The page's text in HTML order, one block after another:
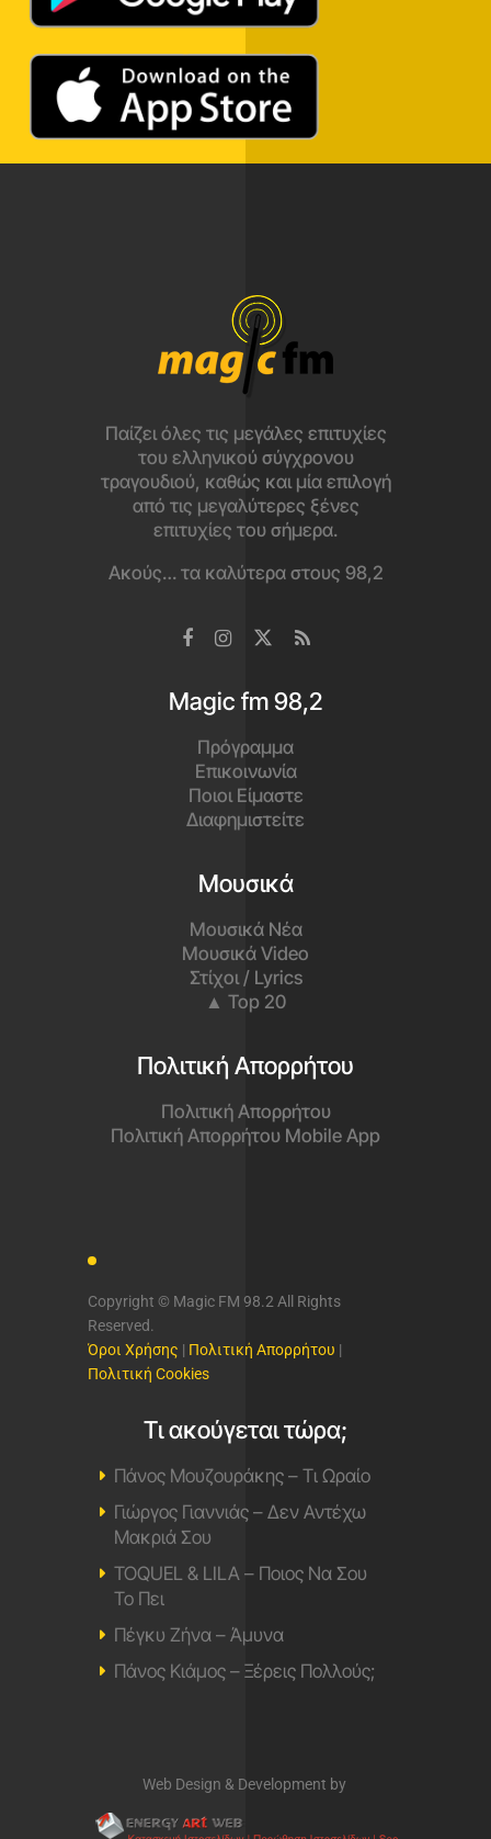
Παίζει όλες τις μεγάλες επιτυχίες
του ελληνικού σύγχρονου
τραγουδιού, καθώς και μία επιλογή
από τις μεγαλύτερες ξένες
επιτυχίες του σήμερα.
Ακούς… τα καλύτερα στους 98,2
Magic fm 98,2
Πρόγραμμα
Επικοινωνία
Ποιοι Είμαστε
Διαφημιστείτε
Μουσικά
Μουσικά Νέα
Μουσικά Video
Στίχοι / Lyrics
▲ Top 20
Πολιτική Απορρήτου
Πολιτική Απορρήτου
Πολιτική Απορρήτου Mobile App
Copyright © Magic FM 98.2 All Rights
Reserved.
Όροι Χρήσης | Πολιτική Απορρήτου |
Πολιτική Cookies
Τι ακούγεται τώρα;
Πάνος Μουζουράκης – Τι Ωραίο
Γιώργος Γιαννιάς – Δεν Αντέχω
Μακριά Σου
TOQUEL & LILA – Ποιος Να Σου
Το Πει
Πέγκυ Ζήνα – Άμυνα
Πάνος Κιάμος – Ξέρεις Πολλούς;
Web Design & Development by